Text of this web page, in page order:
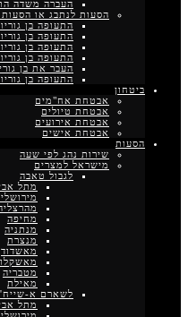
העברה משדה
הסעות לנתבג או
התעופה בן
התעופה בן
התעופה בן
התעופה בן
העבר את בן
התעופה בן
ביטחון
אבטחת אח"מים
אבטחת טיולים
אבטחת אירועים
אבטחת אישים
הסעות
שירות נהג לפי שעה
מישראל למצרים
לגבול טאבה
מתל
מחיפה
מנתניה
מנצרת
מאשדוד
מטבריה
מאילת
לשארם א-שייח'
מתל